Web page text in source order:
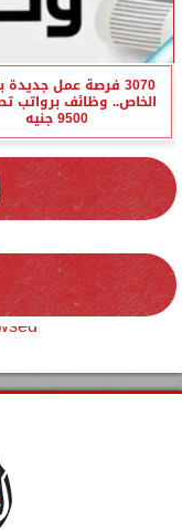
3070 فرصة عمل جديدة
الخاص.. وظائف برواتب
9500 جنيه